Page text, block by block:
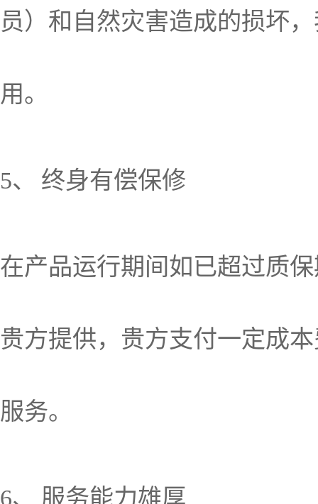
员）和自然灾害造成的损坏
用。
5、 终身有偿保修
在产品运行期间如已超过质
贵方提供，贵方支付一定成
服务。
6、 服务能力雄厚